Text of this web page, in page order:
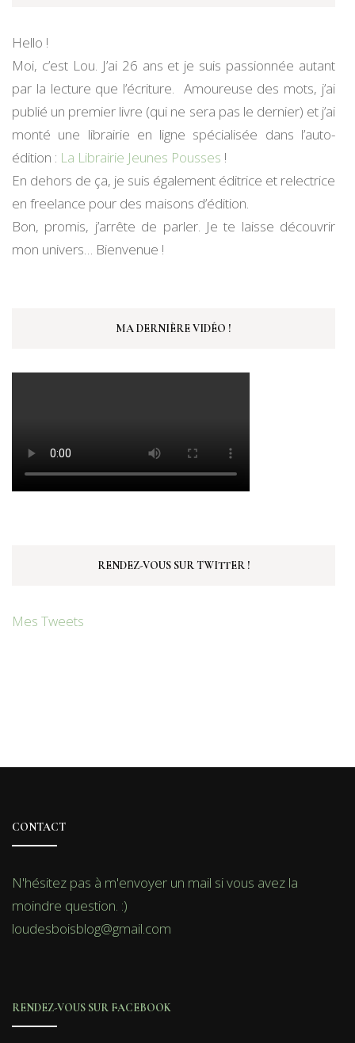
Hello !
Moi, c’est Lou. J’ai 26 ans et je suis passionnée autant
par la lecture que l’écriture. Amoureuse des mots, j’ai
publié un premier livre (qui ne sera pas le dernier) et j’ai
monté une librairie en ligne spécialisée dans l’auto-
édition : La Librairie Jeunes Pousses !
En dehors de ça, je suis également éditrice et relectrice
en freelance pour des maisons d’édition.
Bon, promis, j’arrête de parler. Je te laisse découvrir
mon univers… Bienvenue !
MA DERNIÈRE VIDÉO !
RENDEZ-VOUS SUR TWITTER !
Mes Tweets
CONTACT
N'hésitez pas à m'envoyer un mail si vous avez la
moindre question. :)
loudesboisblog@gmail.com
RENDEZ-VOUS SUR FACEBOOK